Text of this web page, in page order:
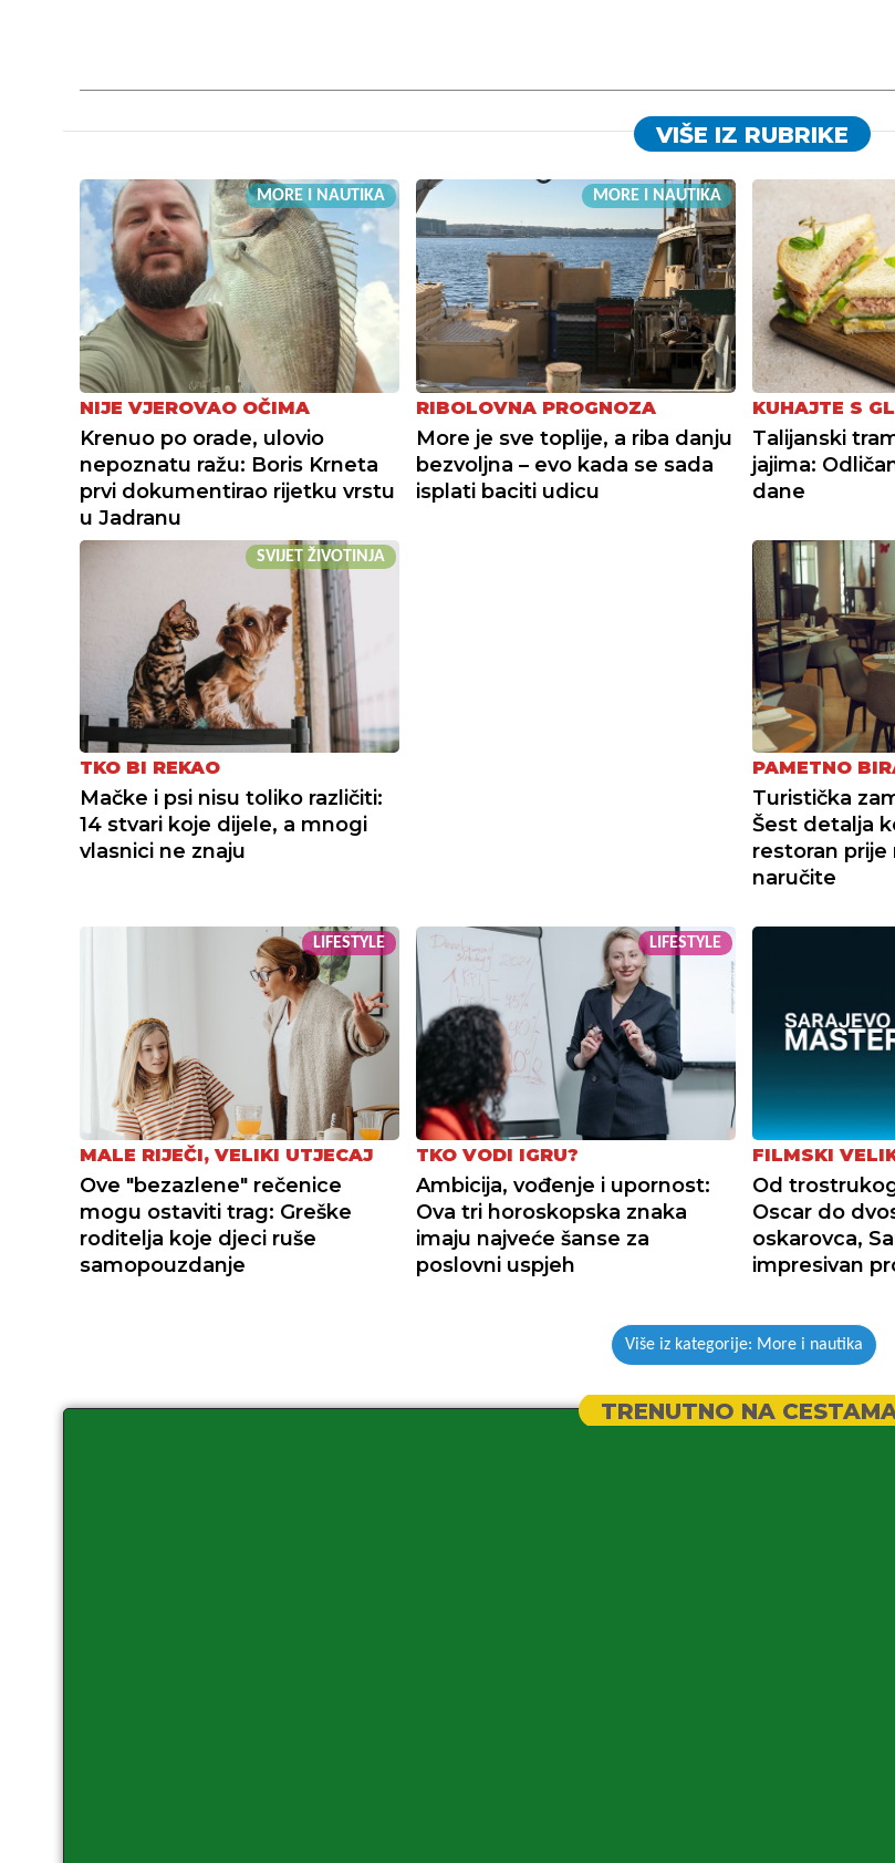
VIŠE IZ RUBRIKE
MORE I NAUTIKA
NIJE VJEROVAO OČIMA
Krenuo po orade, ulovio
nepoznatu ražu: Boris Krneta
prvi dokumentirao rijetku vrstu
u Jadranu
MORE I NAUTIKA
RIBOLOVNA PROGNOZA
More je sve toplije, a riba danju
bezvoljna – evo kada se sada
isplati baciti udicu
KUHAJTE S
Talijanski
jajima:
dane
SVIJET ŽIVOTINJA
TKO BI REKAO
Mačke i psi nisu toliko različiti:
14 stvari koje dijele, a mnogi
vlasnici ne znaju
PAMETNO
Turistička
Šest detalja
restoran
naručite
LIFESTYLE
MALE RIJEČI, VELIKI UTJECAJ
Ove "bezazlene" rečenice
mogu ostaviti trag: Greške
roditelja koje djeci ruše
samopouzdanje
LIFESTYLE
TKO VODI IGRU?
Ambicija, vođenje i upornost:
Ova tri horoskopska znaka
imaju najveće šanse za
poslovni uspjeh
FILMSKI
Od
Oscar do
oskarovca,
impresivan
Više iz kategorije: More i nautika
TRENUTNO NA